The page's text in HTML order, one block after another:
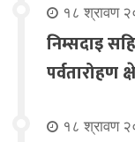
१८ श्रावण
निम्सदाइ
पर्वतारोहण
१८ श्रावण